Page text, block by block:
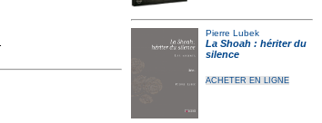
Pierre Lubek
La Shoah : hériter du
silence
ACHETER EN LIGNE